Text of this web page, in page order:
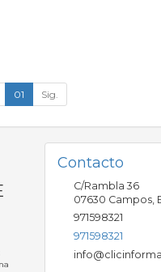
01 Sig.
Contacto
C/Rambla 36
07630 Campos,
971598321
971598321